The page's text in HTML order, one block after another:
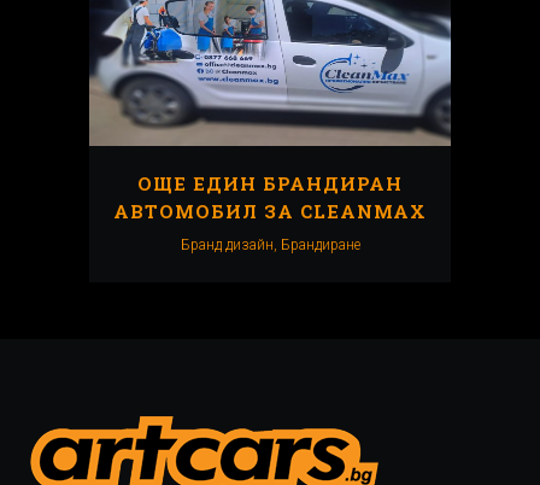
ОЩЕ ЕДИН БРАНДИРАН
АВТОМОБИЛ ЗА CLEANMAX
Бранд дизайн, Брандиранe